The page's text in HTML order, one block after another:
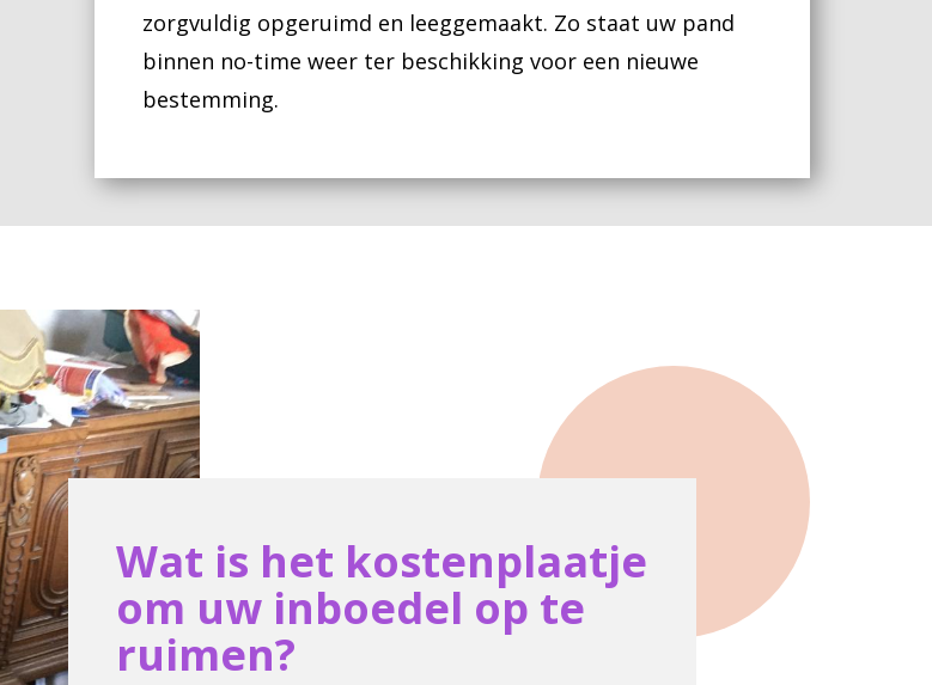
zorgvuldig opgeruimd en leeggemaakt. Zo staat uw pand
binnen no-time weer ter beschikking voor een nieuwe
bestemming.
Wat is het kostenplaatje
om uw inboedel op te
ruimen?